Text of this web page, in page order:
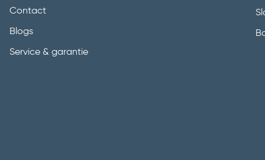
Contact
Blogs
Service & garantie